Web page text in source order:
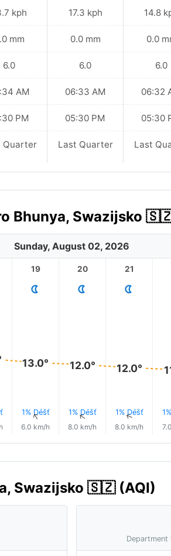
kph
mm
6.0
AM
PM
Quarter
17.3 kph
0.0 mm
6.0
06:33 AM
05:30 PM
Last Quarter
14.8
0.0
6.0
06:32
05:30
Last
Bhunya, Swazijsko
Sunday, August 02, 2026
19
13.0°
1% Déšť
↑
6.0 km/h
20
12.0°
1% Déšť
↑
8.0 km/h
21
12.0°
1% Déšť
↑
8.0 km/h
Swazijsko 🇸🇿 (AQI)
Department